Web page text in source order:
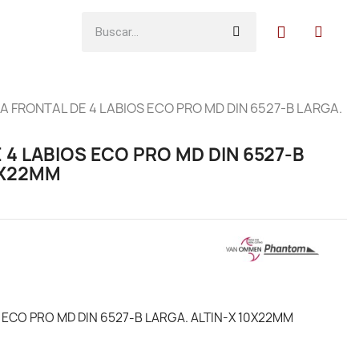
FRONTAL DE 4 LABIOS ECO PRO MD DIN 6527-B LARGA.
4 LABIOS ECO PRO MD DIN 6527-B
PRO MD DIN 6527-B LARGA. ALTIN-X 10X22MM